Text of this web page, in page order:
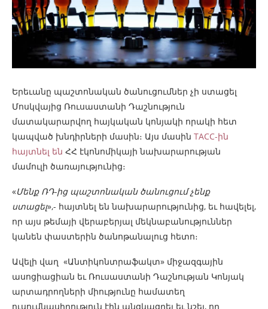
Երեւանը պաշտոնական ծանուցումներ չի ստացել
Մոսկվայից Ռուսաստանի Դաշնություն
մատակարարվող հայկական կոնյակի որակի հետ
կապված խնդիրների մասին։ Այս մասին TACC-ին
հայտնել են ՀՀ էկոնոմիկայի նախարարության
մամուլի ծառայությունից։
«Մենք ՌԴ-ից պաշտոնական ծանուցում չենք
ստացել»,- հայտնել են նախարարությունից, եւ հավելել,
որ այս թեմայի վերաբերյալ մեկնաբանություններ
կանեն փաստերին ծանոթանալուց հետո։
Ավելի վաղ «Անտիկոնտրաֆակտ» միջազգային
ասոցիացիան եւ Ռուսաստանի Դաշնության Կոնյակ
արտադրողների միությունը համատեղ
ուսումնասիրություն էին անցկացրել եւ նշել, որ